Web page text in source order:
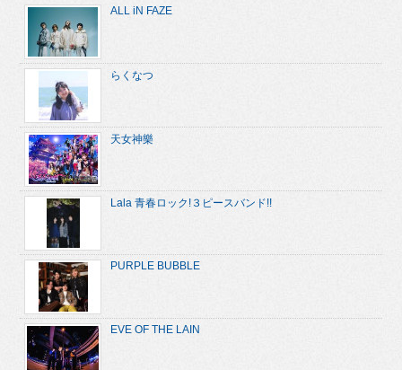
ALL iN FAZE
らくなつ
天女神樂
Lala 青春ロック!３ピースバンド!!
PURPLE BUBBLE
EVE OF THE LAIN